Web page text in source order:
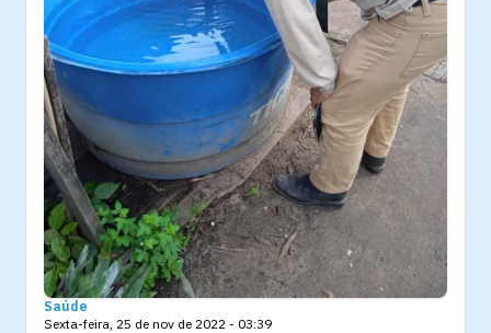
Saúde
Sexta-feira, 25 de nov de 2022 - 03:39